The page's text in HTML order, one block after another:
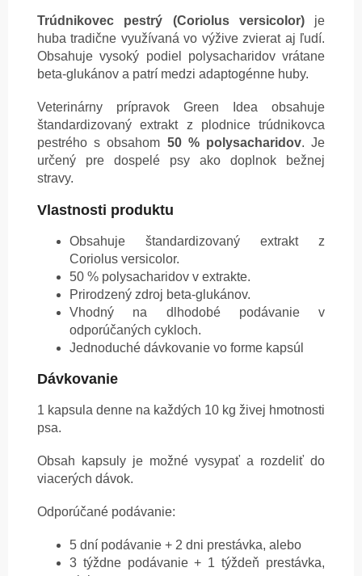
Trúdnikovec pestrý (Coriolus versicolor)je
huba tradične využívaná vo výžive zvierat aj ľudí.
Obsahuje vysoký podiel polysacharidov vrátane
beta-glukánov a patrí medzi adaptogénne huby.
Veterinárny prípravok Green Idea obsahuje
štandardizovaný extrakt z plodnice trúdnikovca
pestrého s obsahom 50 % polysacharidov. Je
určený pre dospelé psy ako doplnok bežnej
stravy.
Vlastnosti produktu
Obsahuje štandardizovaný extrakt z
Coriolus versicolor.
50 % polysacharidov v extrakte.
Prirodzený zdroj beta-glukánov.
Vhodný na dlhodobé podávanie v
odporúčaných cykloch.
Jednoduché dávkovanie vo forme kapsúl
Dávkovanie
1 kapsula denne na každých 10 kg živej hmotnosti
psa.
Obsah kapsuly je možné vysypať a rozdeliť do
viacerých dávok.
Odporúčané podávanie:
5 dní podávanie + 2 dni prestávka, alebo
3 týždne podávanie + 1 týždeň prestávka,